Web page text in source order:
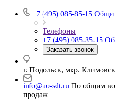
+7 (495) 085-85-15
Телефоны
+7 (495) 085-85-15
Заказать звонок
г. Подольск, мкр.
info@ao-sdt.ru По общим
продаж